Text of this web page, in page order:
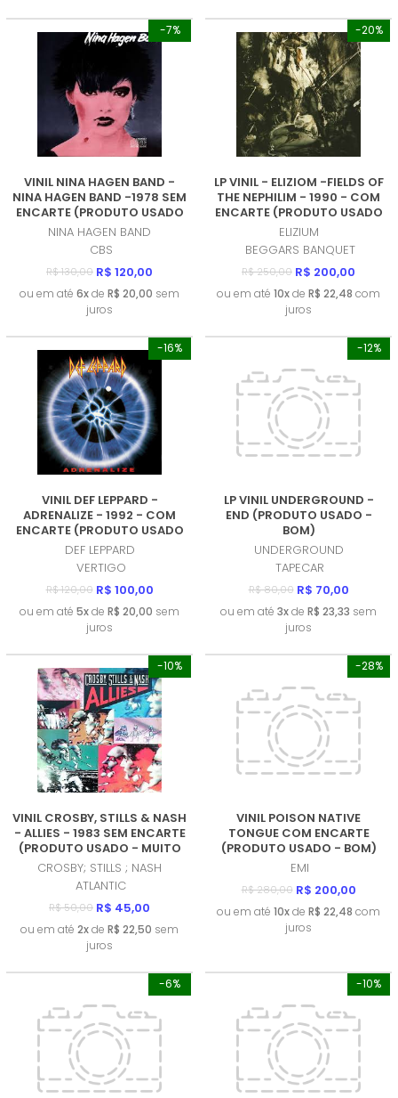
-7%
VINIL NINA HAGEN BAND -
NINA HAGEN BAND -1978 SEM
ENCARTE (PRODUTO USADO
- MUITO BOM)
NINA HAGEN BAND
CBS
R$ 130,00 R$ 120,00
ou em até 6xde R$ 20,00 sem
juros
-20%
LP VINIL - ELIZIOM -FIELDS OF
THE NEPHILIM - 1990 - COM
ENCARTE (PRODUTO USADO
- MUITO BOM)
ELIZIUM
BEGGARS BANQUET
R$ 250,00 R$ 200,00
ou em até 10xde R$ 22,48 com
juros
-16%
VINIL DEF LEPPARD -
ADRENALIZE - 1992 - COM
ENCARTE (PRODUTO USADO
- MUITO BOM)
DEF LEPPARD
VERTIGO
R$ 120,00 R$ 100,00
ou em até 5xde R$ 20,00 sem
juros
-12%
LP VINIL UNDERGROUND -
END (PRODUTO USADO -
BOM)
UNDERGROUND
TAPECAR
R$ 80,00 R$ 70,00
ou em até 3xde R$ 23,33 sem
juros
-10%
VINIL CROSBY, STILLS & NASH
- ALLIES - 1983 SEM ENCARTE
(PRODUTO USADO - MUITO
BOM)
CROSBY; STILLS ; NASH
ATLANTIC
R$ 50,00 R$ 45,00
ou em até 2xde R$ 22,50 sem
juros
-28%
VINIL POISON NATIVE
TONGUE COM ENCARTE
(PRODUTO USADO - BOM)
EMI
R$ 280,00 R$ 200,00
ou em até 10xde R$ 22,48 com
juros
-6% -10%